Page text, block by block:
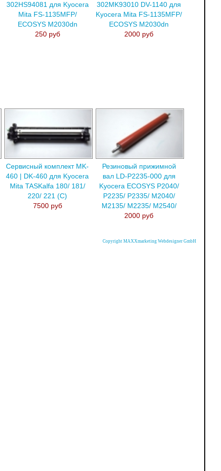
302HS94081 для Kyocera
Mita FS-1135MFP/
ECOSYS M2030dn
250 руб
302MK93010 DV-1140 для
Kyocera Mita FS-1135MFP/
ECOSYS M2030dn
2000 руб
Сервисный комплект MK-
460 | DK-460 для Kyocera
Mita TASKalfa 180/ 181/
220/ 221 (C)
7500 руб
Резиновый прижимной
вал LD-P2235-000 для
Kyocera ECOSYS P2040/
P2235/ P2335/ M2040/
M2135/ M2235/ M2540/
2000 руб
Copyright MAXXmarketing Webdesigner GmbH